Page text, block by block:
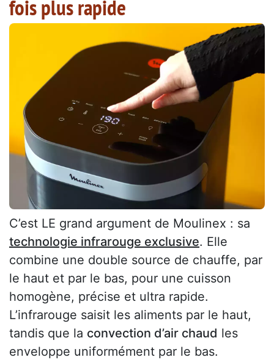
fois plus rapide
C’est LE grand argument de Moulinex : sa
technologie infrarouge exclusive. Elle
combine une double source de chauffe, par
le haut et par le bas, pour une cuisson
homogène, précise et ultra rapide.
L’infrarouge saisit les aliments par le haut,
tandis que la convection d’air chaud les
enveloppe uniformément par le bas.